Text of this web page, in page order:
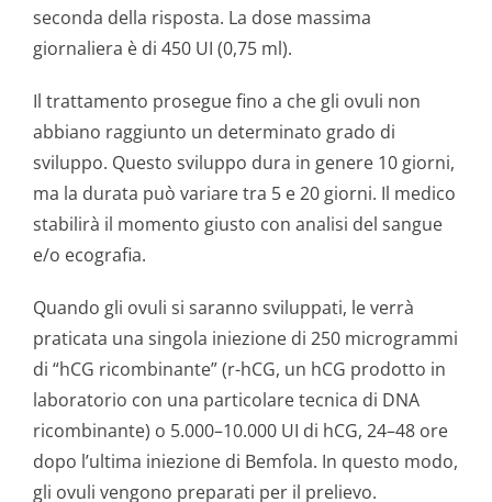
seconda della risposta. La dose massima
giornaliera è di 450 UI (0,75 ml).
Il trattamento prosegue fino a che gli ovuli non
abbiano raggiunto un determinato grado di
sviluppo. Questo sviluppo dura in genere 10 giorni,
ma la durata può variare tra 5 e 20 giorni. Il medico
stabilirà il momento giusto con analisi del sangue
e/o ecografia.
Quando gli ovuli si saranno sviluppati, le verrà
praticata una singola iniezione di 250 microgrammi
di “hCG ricombinante” (r-hCG, un hCG prodotto in
laboratorio con una particolare tecnica di DNA
ricombinante) o 5.000–10.000 UI di hCG, 24–48 ore
dopo l’ultima iniezione di Bemfola. In questo modo,
gli ovuli vengono preparati per il prelievo.